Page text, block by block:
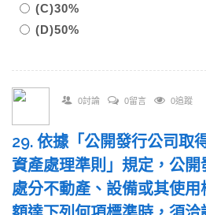
(C)30%
(D)50%
0討論 0留言 0追蹤
29. 依據「公開發行公司取
資產處理準則」規定，公
處分不動產、設備或其使